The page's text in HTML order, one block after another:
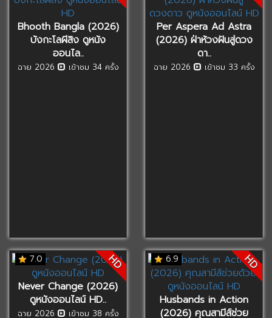
Bhooth Bangla (2026)
บังกะโลผีสิง ดูหนัง
ออนไล..
ฉาย 2026 เข้าชม 34 ครั้ง
Per Aspera Ad Astra
(2026) ฝ่าห้วงฝันสู่ดวง
ดา..
ฉาย 2026 เข้าชม 33 ครั้ง
7.0 HD
Never Change (2026)
ดูหนังออนไลน์ HD..
ฉาย 2026 เข้าชม 38 ครั้ง
6.9 HD
Husbands in Action
(2026) คุณสามีส์ช่วย